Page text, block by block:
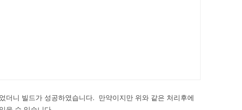
더니 빌드가 성공하였습니다. 만약이지만 위와 같은 처리후에